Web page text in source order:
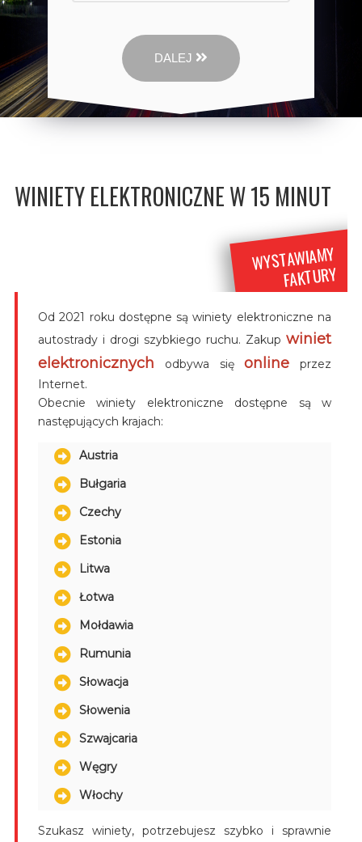
DALEJ
WINIETY ELEKTRONICZNE W 15 MINUT
WYSTAWIAMY
FAKTURY
Od 2021 roku dostępne są winiety elektroniczne na
autostrady i drogi szybkiego ruchu. Zakupwiniet
elektronicznych odbywa sięonline przez
Internet.
Obecnie winiety elektroniczne dostępne są w
następujących krajach:
Austria
Bułgaria
Czechy
Estonia
Litwa
Łotwa
Mołdawia
Rumunia
Słowacja
Słowenia
Szwajcaria
Węgry
Włochy
Szukasz winiety, potrzebujesz szybko i sprawnie